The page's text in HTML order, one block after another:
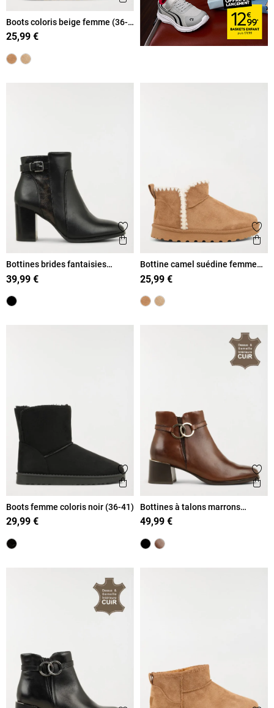
Boots coloris beige femme (36-
41)
25,99 €
Ajouter aux favoris
Aperçu rapide
Bottines brides fantaisies
femme (36-41)
39,99 €
Bottine camel suédine femme
(36-41)
25,99 €
Ajouter aux favoris
Aperçu rapide
Boots femme coloris noir (36-41)
29,99 €
Bottines à talons marrons
femme (36-41)
49,99 €